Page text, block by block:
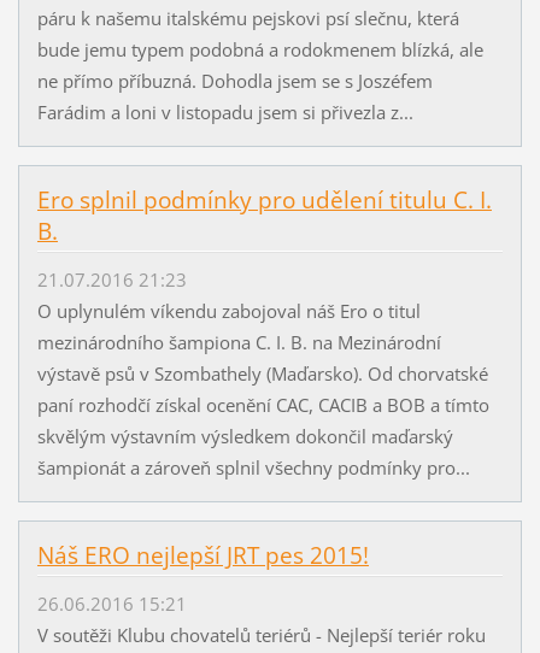
páru k našemu italskému pejskovi psí slečnu, která
bude jemu typem podobná a rodokmenem blízká, ale
ne přímo příbuzná. Dohodla jsem se s Joszéfem
Farádim a loni v listopadu jsem si přivezla z...
Ero splnil podmínky pro udělení titulu C. I.
B.
21.07.2016 21:23
O uplynulém víkendu zabojoval náš Ero o titul
mezinárodního šampiona C. I. B. na Mezinárodní
výstavě psů v Szombathely (Maďarsko). Od chorvatské
paní rozhodčí získal ocenění CAC, CACIB a BOB a tímto
skvělým výstavním výsledkem dokončil maďarský
šampionát a zároveň splnil všechny podmínky pro...
Náš ERO nejlepší JRT pes 2015!
26.06.2016 15:21
V soutěži Klubu chovatelů teriérů - Nejlepší teriér roku